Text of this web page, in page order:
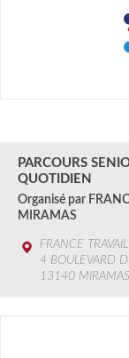
PARCOURS
QUOTIDIEN
Organisé par
MIRAMAS
FRANCE
4 BOULEVARD
13140 MIRAMAS